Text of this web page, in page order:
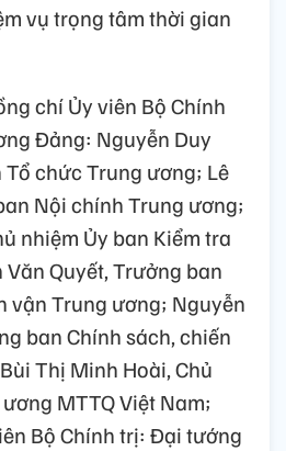
vụ trọng tâm thời gian
chí Ủy viên Bộ Chính
Đảng: Nguyễn Duy
chức Trung ương; Lê
Nội chính Trung ương;
nhiệm Ủy ban Kiểm tra
Quyết, Trưởng ban
vận Trung ương; Nguyễn
ban Chính sách, chiến
Thị Minh Hoài, Chủ
MTTQ Việt Nam;
Bộ Chính trị: Đại tướng